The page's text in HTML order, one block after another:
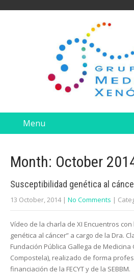
Menu
Month: October
Susceptibilidad genética al
13 October, 2014 | No Comments |
Vídeo de la charla de XI Encuentros
genética al cáncer” a cargo de la Dra.
Fundación Pública Gallega de Medicina
Compostela), realizado de forma
financiación de la FECYT y de la SEBBM.